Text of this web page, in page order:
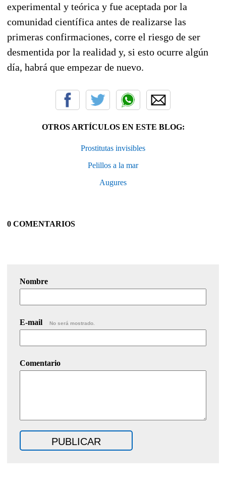
experimental y teórica y fue aceptada por la
comunidad científica antes de realizarse las
primeras confirmaciones, corre el riesgo de ser
desmentida por la realidad y, si esto ocurre algún
día, habrá que empezar de nuevo.
OTROS ARTÍCULOS EN ESTE BLOG:
Prostitutas invisibles
Pelillos a la mar
Augures
0 COMENTARIOS
Nombre
E-mail No será mostrado.
Comentario